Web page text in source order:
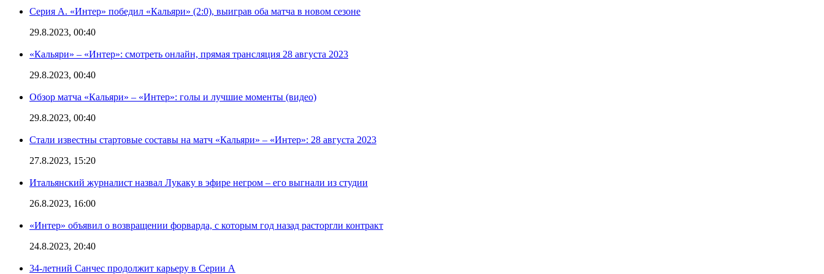
Серия А. «Интер» победил «Кальяри» (2:0), выиграв оба матча в новом сезоне
29.8.2023, 00:40
«Кальяри» – «Интер»: смотреть онлайн, прямая трансляция 28 августа 2023
29.8.2023, 00:40
Обзор матча «Кальяри» – «Интер»: голы и лучшие моменты (видео)
29.8.2023, 00:40
Стали известны стартовые составы на матч «Кальяри» – «Интер»: 28 августа 2023
27.8.2023, 15:20
Итальянский журналист назвал Лукаку в эфире негром – его выгнали из студии
26.8.2023, 16:00
«Интер» объявил о возвращении форварда, с которым год назад расторгли контракт
24.8.2023, 20:40
34-летний Санчес продолжит карьеру в Серии А